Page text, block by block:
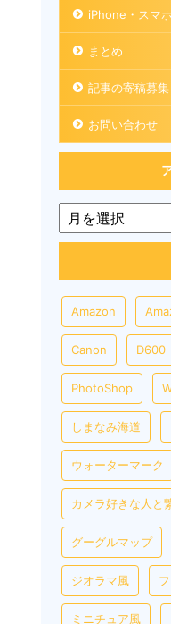
iPhone・スマホ
まとめ
記事の寄稿募集
お問い合わせ
Amazon
Canon D600
PhotoShop
しまなみ海道
ウォーターマーク
カメラ好きな人と
グーグルマップ
ジオラマ風
ミニチュア風